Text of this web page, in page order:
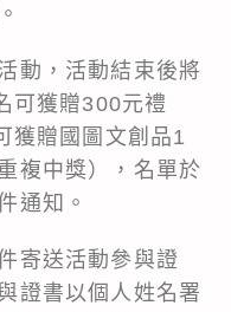
動，活動結束後將
可獲贈300元禮
獲贈國圖文創品1
複中獎），名單於
通知。
寄送活動參與證
證書以個人姓名署